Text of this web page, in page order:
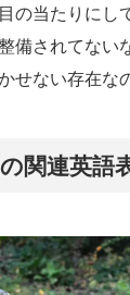
の当たりにし
備されてない
せない存在な
関連英語